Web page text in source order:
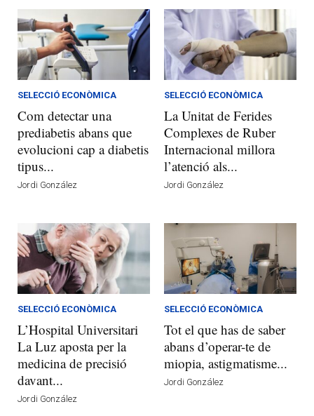
SELECCIÓ ECONÒMICA
Com detectar una
prediabetis abans que
evolucioni cap a diabetis
tipus...
Jordi González
SELECCIÓ ECONÒMICA
La Unitat de Ferides
Complexes de Ruber
Internacional millora
l’atenció als...
Jordi González
SELECCIÓ ECONÒMICA
L’Hospital Universitari
La Luz aposta per la
medicina de precisió
davant...
Jordi González
SELECCIÓ ECONÒMICA
Tot el que has de saber
abans d’operar-te de
miopia, astigmatisme...
Jordi González